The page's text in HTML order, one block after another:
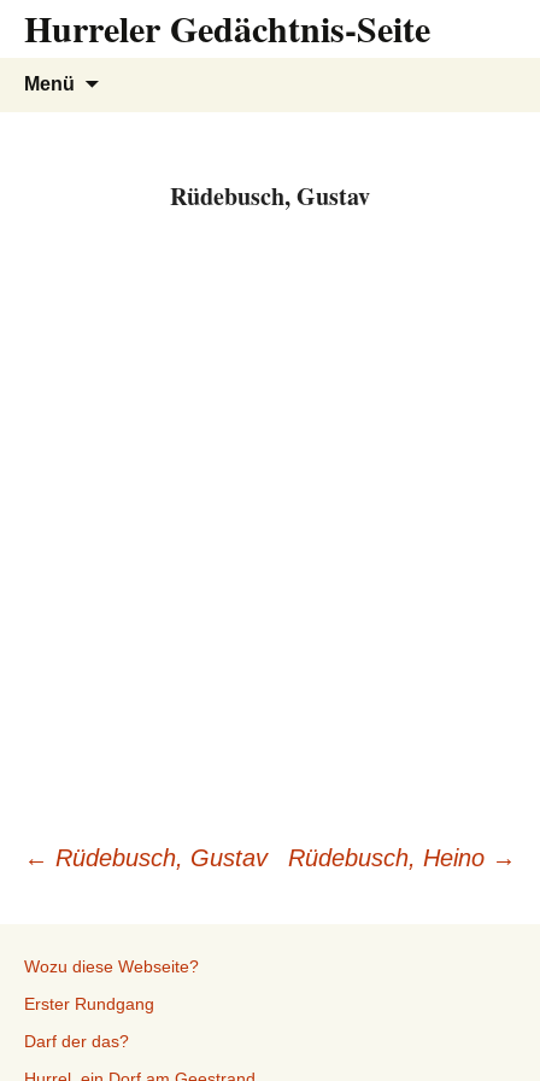
InhaltHurreler Gedächtnis-Seite
Menü
Rüdebusch, Gustav
Beitragsnavigation
← Rüdebusch, Gustav Rüdebusch, Heino →
Wozu diese Webseite?
Erster Rundgang
Darf der das?